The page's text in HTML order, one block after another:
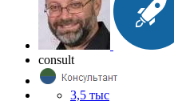
consult
3,5 тыс